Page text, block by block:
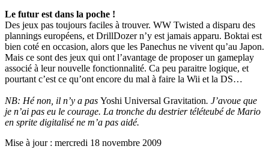
Le futur est dans la poche !
Des jeux pas toujours faciles à trouver. WW Twisted a disparu des
plannings européens, et DrillDozer n’y est jamais apparu. Boktai est
bien coté en occasion, alors que les Panechus ne vivent qu’au Japon.
Mais ce sont des jeux qui ont l’avantage de proposer un gameplay
associé à leur nouvelle fonctionnalité. Ca peu paraitre logique, et
pourtant c’est ce qu’ont encore du mal à faire la Wii et la DS…
NB: Hé non, il n’y a pas Yoshi Universal Gravitation. J’avoue que
je n’ai pas eu le courage. La tronche du destrier téléteubé de Mario
en sprite digitalisé ne m’a pas aidé.
Mise à jour : mercredi 18 novembre 2009